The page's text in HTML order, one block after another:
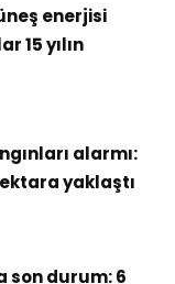
enerjisi
15 yılın
alarmı:
yaklaştı
son durum: 6